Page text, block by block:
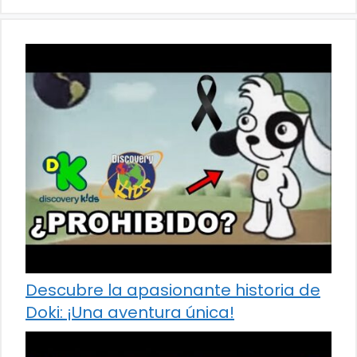
Descubre la apasionante historia de
Doki: ¡Una aventura única!